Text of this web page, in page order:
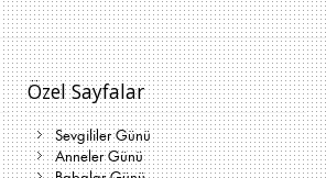
Özel Sayfalar
Sevgililer Günü
Anneler Günü